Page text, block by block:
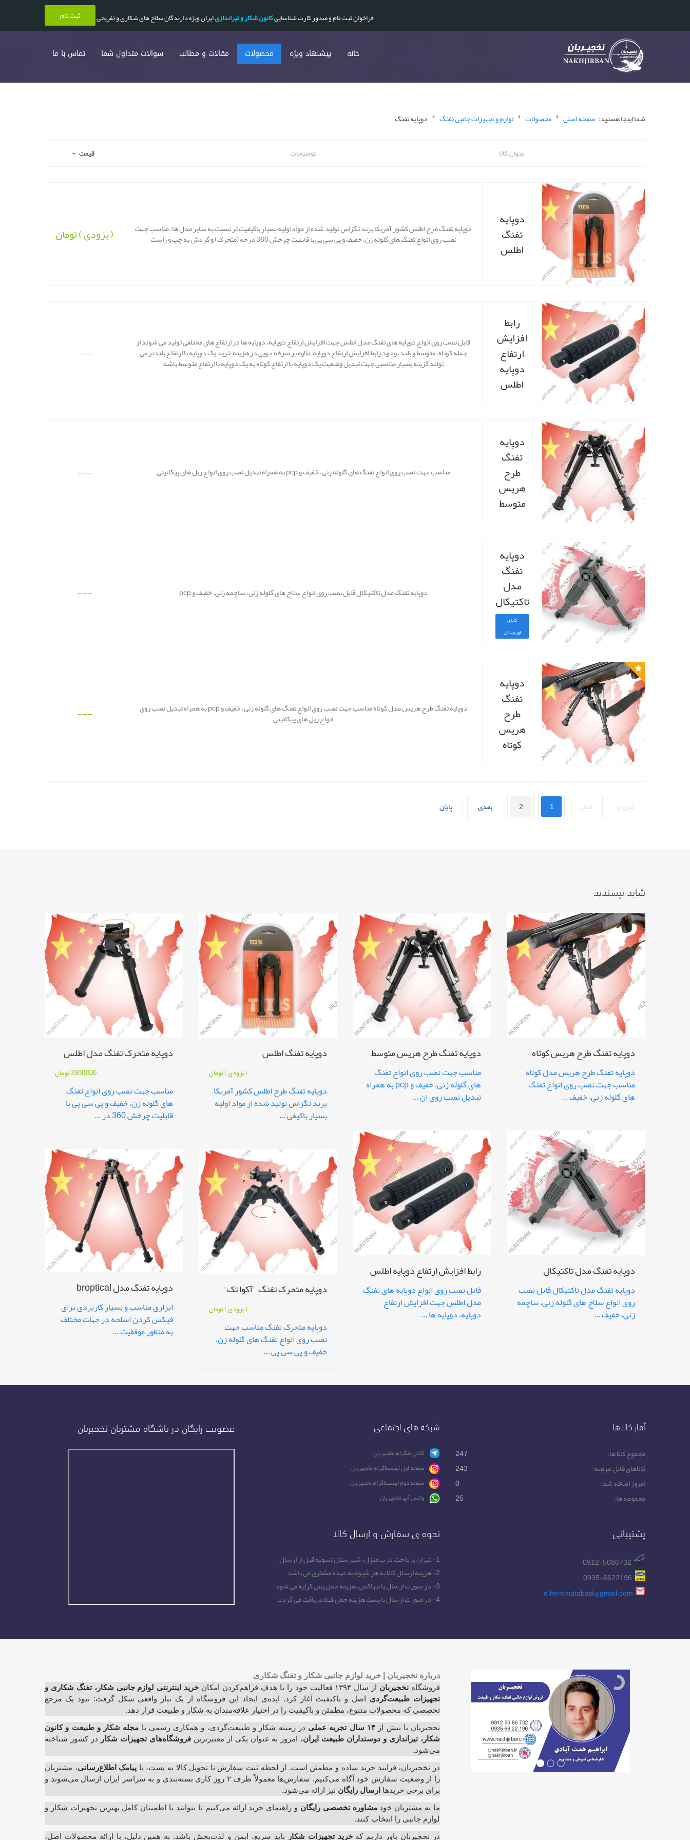
فراخوان ثبت نام و صدور کارت شناساییکانون شکار و تیراندازیایران ویژه دارندگان سلاح های شکاری و تفریحی ثبت نام
خانه پیشنهاد ویژه محصولات مقالات و مطالب سوالات متداول شما تماس با ما
شما اینجا هستید: صفحه اصلی محصولات لوازم و تجهیزات جانبی تفنگ دوپایه تفنگ
عنوان کالا توضیحات قیمت
دوپایه
تفنگ
اطلس
دوپایه تفنگ طرح اطلس کشور آمریکا برند تگزاس تولید شده از مواد اولیه بسیار باکیفیت تر نسبت به سایر مدل ها، مناسب جهت
نصب روی انواع تفنگ های گلوله زن، خفیف و پی سی پی با قابلیت چرخش 360 درجه (متحرک) و گردش به چپ و راست ( بزودی )تومان
رابط
افزایش
ارتفاع
دوپایه
اطلس
قابل نصب روی انواع دوپایه های تفنگ مدل اطلس جهت افزایش ارتفاع دوپایه، دوپایه ها در ارتفاع های مختلفی تولید می شوند از
جمله کوتاه، متوسط و بلند، وجود رابط افزایش ارتفاع دوپایه علاوه بر صرفه جویی در هزینه خرید یک دوپایه با ارتفاع بلندتر می
تواند گزینه بسیار مناسبی جهت تبدیل وضعیت یک دوپایه با ارتفاع کوتاه به یک دوپایه با ارتفاع متوسط باشد ---
دوپایه
تفنگ
طرح
هریس
متوسط
مناسب جهت نصب روی انواع تفنگ های گلوله زنی، خفیف و pcp به همراه تبدیل نصب روی انواع ریل های پیکاتینی ---
دوپایه
تفنگ
مدل
تاکتیکال
کالای
اورجینال
دوپایه تفنگ مدل تاکتیکال قابل نصب روی انواع سلاح های گلوله زنی، ساچمه زنی، خفیف و pcp ---
دوپایه
تفنگ
طرح
هریس
کوتاه
دوپایه تفنگ طرح هریس مدل کوتاه مناسب جهت نصب روی انواع تفنگ های گلوله زنی، خفیف و pcp به همراه تبدیل نصب روی
انواع ریل های پیکاتینی ---
شروع قبلی 1
2 بعدی پایان
شاید بپسندید
دوپایه تفنگ طرح هریس کوتاه
دوپایه تفنگ طرح هریس مدل کوتاه
مناسب جهت نصب روی انواع تفنگ
های گلوله زنی، خفیف ...
دوپایه تفنگ مدل تاکتیکال
دوپایه تفنگ مدل تاکتیکال قابل نصب
روی انواع سلاح های گلوله زنی، ساچمه
زنی، خفیف ...
دوپایه تفنگ طرح هریس متوسط
مناسب جهت نصب روی انواع تفنگ
های گلوله زنی، خفیف و pcp به همراه
تبدیل نصب روی ان ...
رابط افزایش ارتفاع دوپایه اطلس
قابل نصب روی انواع دوپایه های تفنگ
مدل اطلس جهت افزایش ارتفاع
دوپایه، دوپایه ها ...
دوپایه تفنگ اطلس
( بزودی )تومان
دوپایه تفنگ طرح اطلس کشور آمریکا
برند تگزاس تولید شده از مواد اولیه
بسیار باکیفی ...
دوپایه متحرک تفنگ "آکوا تک"
( بزودی )تومان
دوپایه متحرک تفنگ مناسب جهت
نصب روی انواع تفنگ های گلوله زن،
خفیف و پی سی پی ...
دوپایه متحرک تفنگ مدل اطلس
3,900,000تومان
مناسب جهت نصب روی انواع تفنگ
های گلوله زن، خفیف و پی سی پی با
قابلیت چرخش 360 در ...
دوپایه تفنگ مدل broptical
ابزاری مناسب و بسیار کاربردی برای
فیکس کردن اسلحه در جهات مختلف
به منظور موفقیت ...
آمار کالاها
مجموع کالا ها:
247
کالاهای قابل عرضه:
243
امروز اضافه شد:
0
مجموعه ها:
25
پشتیبانی
e.hemmatabadi@gmail.com
شبکه های اجتماعی
کانال تلگرام نخجیربان
صفحه اول اینستاگرام نخجیربان
صفحه دوم اینستاگرام نخجیربان
واتس آپ نخجیربان
نحوه ی سفارش و ارسال کالا
1- تهران پرداخت درب منزل، شهرستان تسویه قبل از ارسال
2- هزینه ارسال کالا به هر شیوه به عهده مشتری می باشد
3- در صورت ارسال با تیپاکس، هزینه حمل پس کرایه می شود
4- در صورت ارسال با پست هزینه حمل قبلا دریافت می گردد
عضویت رایگان در باشگاه مشتریان نخجیربان
درباره نخجیربان | خرید لوازم جانبی شکار و تفنگ شکاری
فروشگاه نخجیربان از سال ۱۳۹۴ فعالیت خود را با هدف فراهم‌کردن امکان
خرید اینترنتی لوازم جانبی شکار، تفنگ شکاری و
تجهیزات طبیعت‌گردی اصل و باکیفیت آغاز کرد. ایده‌ی ایجاد این فروشگاه از یک نیاز واقعی شکل گرفت: نبود یک مرجع
تخصصی که محصولات متنوع، مطمئن و باکیفیت را در اختیار علاقه‌مندان به شکار و طبیعت قرار دهد.
نخجیربان با بیش از ۱۴ سال تجربه عملی در زمینه شکار و طبیعت‌گردی، و همکاری رسمی با مجله شکار و طبیعت و کانون
شکار، تیراندازی و دوستداران طبیعت ایران، امروز به عنوان یکی از معتبرترین فروشگاه‌های تجهیزات شکار در کشور شناخته
می‌شود.
در نخجیربان، فرایند خرید ساده و مطمئن است. از لحظه ثبت سفارش تا تحویل کالا به پست، با پیامک اطلاع‌رسانی، مشتریان
را از وضعیت سفارش خود آگاه می‌کنیم. سفارش‌ها معمولاً ظرف ۲ روز کاری بسته‌بندی و به سراسر ایران ارسال می‌شوند و
برای برخی خریدها ارسال رایگان نیز ارائه می‌شود.
ما به مشتریان خود مشاوره تخصصی رایگان و راهنمای خرید ارائه می‌کنیم تا بتوانند با اطمینان کامل بهترین تجهیزات شکار و
لوازم جانبی را انتخاب کنند.
در نخجیربان باور داریم که خرید تجهیزات شکار باید سریع، ایمن و لذت‌بخش باشد. به همین دلیل، با ارائه محصولات اصل،